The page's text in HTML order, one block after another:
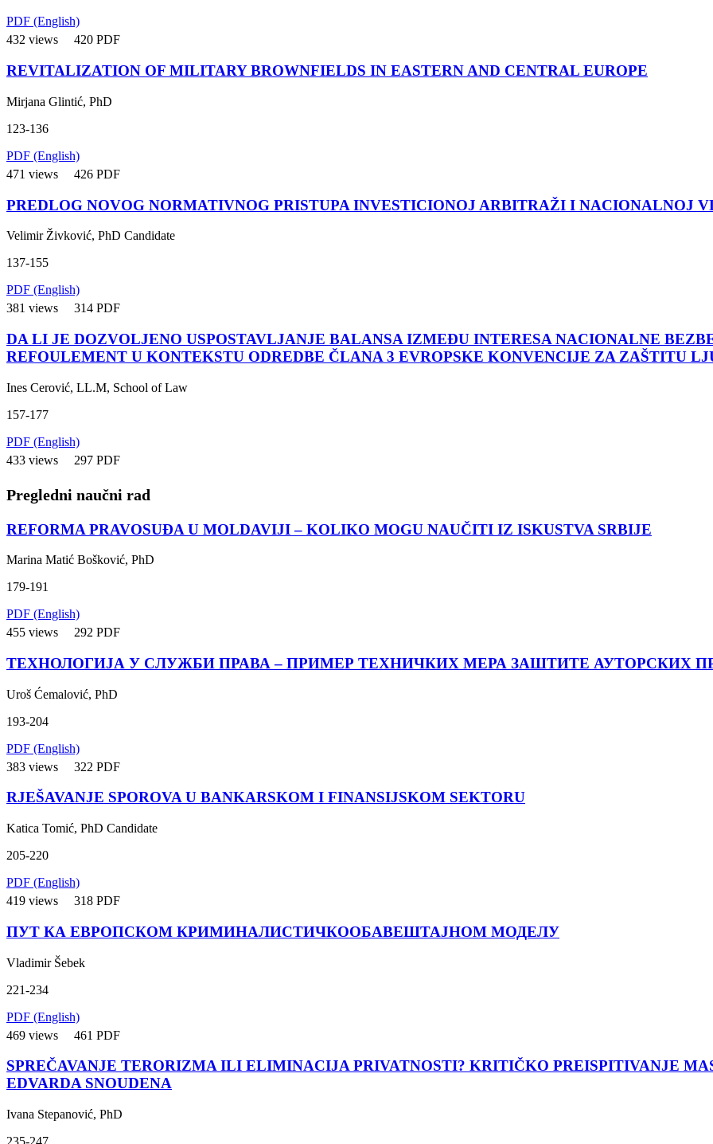
PDF (English)
432 views 420 PDF
REVITALIZATION OF MILITARY BROWNFIELDS IN EASTERN AND CENTRAL EUROPE
Mirjana Glintić, PhD
123-136
PDF (English)
471 views 426 PDF
PREDLOG NOVOG NORMATIVNOG PRISTUPA INVESTICIONOJ ARBITRAŽI I NACIONALNOJ
Velimir Živković, PhD Candidate
137-155
PDF (English)
381 views 314 PDF
DA LI JE DOZVOLJENO USPOSTAVLJANJE BALANSA IZMEĐU INTERESA NACIONALNE
REFOULEMENT U KONTEKSTU ODREDBE ČLANA 3 EVROPSKE KONVENCIJE ZA ZAŠTITU
Ines Cerović, LL.M, School of Law
157-177
PDF (English)
433 views 297 PDF
Pregledni naučni rad
REFORMA PRAVOSUĐA U MOLDAVIJI – KOLIKO MOGU NAUČITI IZ ISKUSTVA SRBIJE
Marina Matić Bošković, PhD
179-191
PDF (English)
455 views 292 PDF
ТЕХНОЛОГИЈА У СЛУЖБИ ПРАВА – ПРИМЕР ТЕХНИЧКИХ МЕРА ЗАШТИТЕ АУТОРСКИХ
Uroš Ćemalović, PhD
193-204
PDF (English)
383 views 322 PDF
RJEŠAVANJE SPOROVA U BANKARSKOM I FINANSIJSKOM SEKTORU
Katica Tomić, PhD Candidate
205-220
PDF (English)
419 views 318 PDF
ПУТ КА ЕВРОПСКОМ КРИМИНАЛИСТИЧКООБАВЕШТАЈНОМ МОДЕЛУ
Vladimir Šebek
221-234
PDF (English)
469 views 461 PDF
SPREČAVANJE TERORIZMA ILI ELIMINACIJA PRIVATNOSTI? KRITIČKO PREISPITIVANJE
EDVARDA SNOUDENA
Ivana Stepanović, PhD
235-247